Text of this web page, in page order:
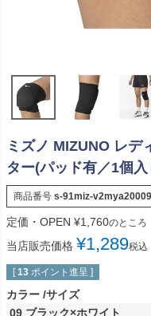
ミズノ MIZUNO レデ
ター(パッド有／1個
商品番号 s-91miz-v2mya20009
定価・OPEN ¥1,760のところ
当店販売価格 ¥1,289税込
[ 13 ポイント進呈 ]
カラー サイズ
09 ブラック×ホワイト